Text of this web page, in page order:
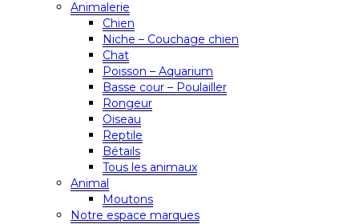
Animalerie
Chien
Niche – Couchage chien
Chat
Poisson – Aquarium
Basse cour – Poulailler
Rongeur
Oiseau
Reptile
Bétails
Tous les animaux
Animal
Moutons
Notre espace marques